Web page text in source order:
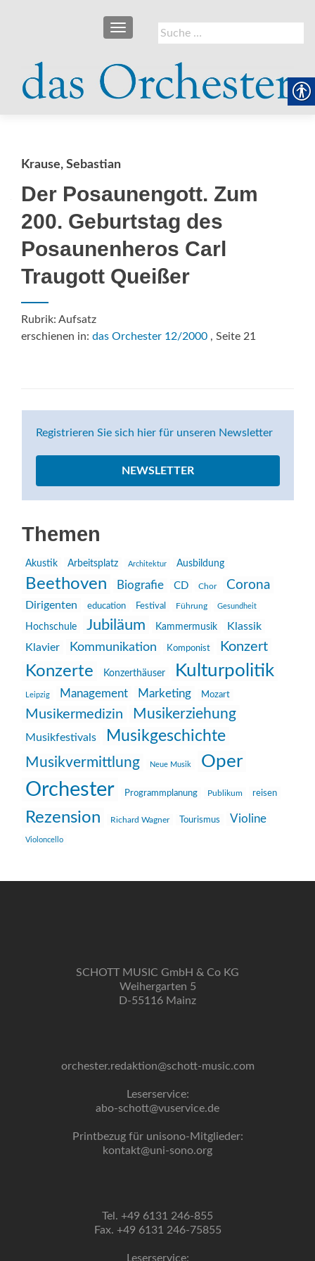
Suche
nach:
SCHALTE NAVIGATION
Krause, Sebastian
Der Posaunengott. Zum
200. Geburtstag des
Posaunenheros Carl
Traugott Queißer
Rubrik: Aufsatz
erschienen in: das Orchester 12/2000 , Seite 21
Registrieren Sie sich hier für unseren Newsletter
NEWSLETTER
Themen
Akustik Arbeitsplatz Architektur Ausbildung
Beethoven Biografie CD Chor Corona
Dirigenten education Festival Führung Gesundheit
Hochschule Jubiläum Kammermusik
Klassik
Klavier
Kommunikation Komponist Konzert
Konzerte Konzerthäuser Kulturpolitik
Leipzig Management Marketing Mozart
Musikermedizin Musikerziehung
Musikfestivals Musikgeschichte
Musikvermittlung Neue Musik Oper
Orchester Programmplanung Publikum reisen
Rezension Richard Wagner Tourismus Violine
Violoncello
SCHOTT MUSIC GmbH & Co KG
Weihergarten 5
D-55116 Mainz
orchester.redaktion@schott-music.com
Leserservice:
abo-schott@vuservice.de
Printbezug für unisono-Mitglieder:
kontakt@uni-sono.org
Tel. +49 6131 246-855
Fax. +49 6131 246-75855
Leserservice: